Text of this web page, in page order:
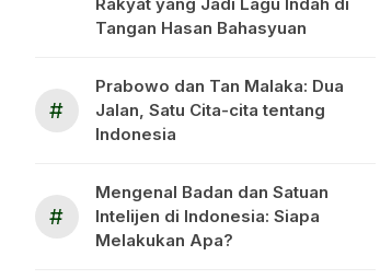
Tangan Hasan Bahasyuan
#
Prabowo dan Tan Malaka: Dua
Jalan, Satu Cita-cita tentang
Indonesia
#
Mengenal Badan dan Satuan
Intelijen di Indonesia: Siapa
Melakukan Apa?